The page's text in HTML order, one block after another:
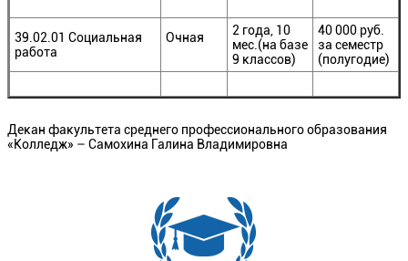
39.02.01 Социальная
работа
Очная
2 года, 10
мес.(на базе
9 классов)
40 000 руб.
за семестр
(полугодие)
Декан факультета среднего профессионального образования
«Колледж» – Самохина Галина Владимировна